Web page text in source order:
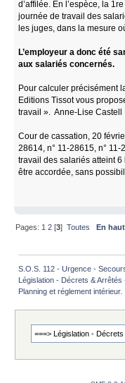
d’affilée. En l’espèce, la
journée de travail des
les juges, dans la mesure
L’employeur a donc été
aux salariés concernés.
Pour calculer précisément
Editions Tissot vous
travail ». Anne-Lise Castell
Cour de cassation, 20
28614, n° 11-28615, n°
travail des salariés atteint
être accordée, sans
Pages: 1 2 [3]Toutes
En haut
S.O.S. 112 - Urgence -
Législation - Décrets &
Planning et réglement intérieur.